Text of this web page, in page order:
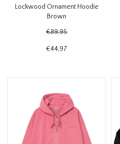
Lockwood Ornament Hoodie
Brown
€89,95
€44,97